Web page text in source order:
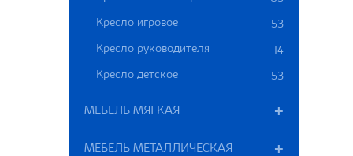
Кресло игровое 53
Кресло руководителя 14
Кресло детское 53
МЕБЕЛЬ МЯГКАЯ
МЕБЕЛЬ МЕТАЛЛИЧЕСКАЯ